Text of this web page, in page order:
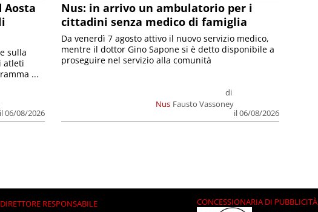
Aosta
il 06/08/2026
sulla
atleti
...
Nus: in arrivo un ambulatorio per i
cittadini senza medico di famiglia
Nus
di
Fausto Vassoney
il 06/08/2026
Da venerdì 7 agosto attivo il nuovo servizio medico,
mentre il dottor Gino Sapone si è detto disponibile a
proseguire nel servizio alla comunità
DIRETTORE RESPONSABILE
CONCESSIONARIA DI PUBBLICITÀ